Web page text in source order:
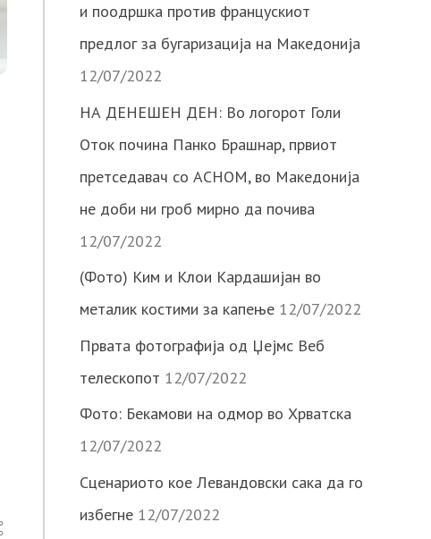
и поодршка против францускиот
предлог за бугаризација на Македонија
12/07/2022
НА ДЕНЕШЕН ДЕН: Во логорот Голи
Оток почина Панко Брашнар, првиот
претседавач со АСНОМ, во Македонија
не доби ни гроб мирно да почива
12/07/2022
(Фото) Ким и Клои Кардашијан во
металик костими за капење 12/07/2022
Првата фотографија од Џејмс Веб
телескопот 12/07/2022
Фото: Бекамови на одмор во Хрватска
12/07/2022
Сценариото кое Левандовски сака да го
избегне 12/07/2022